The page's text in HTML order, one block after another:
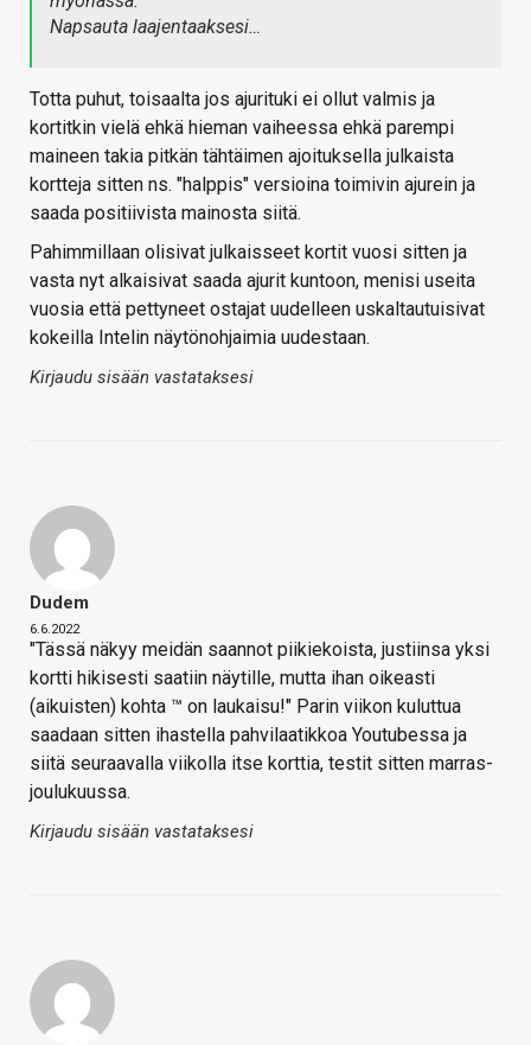
Napsauta laajentaaksesi…
Totta puhut, toisaalta jos ajurituki ei ollut valmis ja
kortitkin vielä ehkä hieman vaiheessa ehkä parempi
maineen takia pitkän tähtäimen ajoituksella julkaista
kortteja sitten ns. "halppis" versioina toimivin ajurein ja
saada positiivista mainosta siitä.
Pahimmillaan olisivat julkaisseet kortit vuosi sitten ja
vasta nyt alkaisivat saada ajurit kuntoon, menisi useita
vuosia että pettyneet ostajat uudelleen uskaltautuisivat
kokeilla Intelin näytönohjaimia uudestaan.
Kirjaudu sisään vastataksesi
Dudem
6.6.2022
"Tässä näkyy meidän saannot piikiekoista, justiinsa yksi
kortti hikisesti saatiin näytille, mutta ihan oikeasti
(aikuisten) kohta ™ on laukaisu!" Parin viikon kuluttua
saadaan sitten ihastella pahvilaatikkoa Youtubessa ja
siitä seuraavalla viikolla itse korttia, testit sitten marras-
joulukuussa.
Kirjaudu sisään vastataksesi